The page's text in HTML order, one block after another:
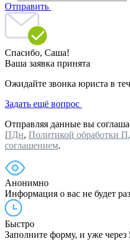
Отправить
Спасибо, Саша!
Ваша заявка принята
Ожидайте звонка юриста в
Задать ещё вопрос
Отправляя данные вы
ПДн, Политикой обработки
соглашением.
Анонимно
Информация о вас не будет
Быстро
Заполните форму, и уже